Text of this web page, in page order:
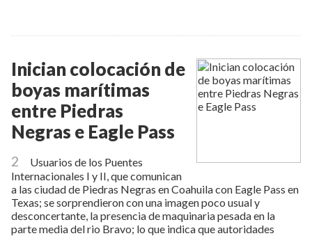
Inician colocación de
boyas marítimas
entre Piedras
Negras e Eagle Pass
2
Usuarios de los Puentes
Internacionales I y II, que comunican
a las ciudad de Piedras Negras en Coahuila con Eagle Pass en
Texas; se sorprendieron con una imagen poco usual y
desconcertante, la presencia de maquinaria pesada en la
parte media del rio Bravo; lo que indica que autoridades